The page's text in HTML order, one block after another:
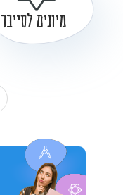
מיונים לסייבר